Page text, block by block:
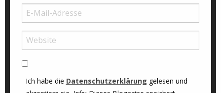
Ich habe die Datenschutzerklärung gelesen und